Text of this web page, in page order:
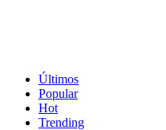
Últimos
Popular
Hot
Trending